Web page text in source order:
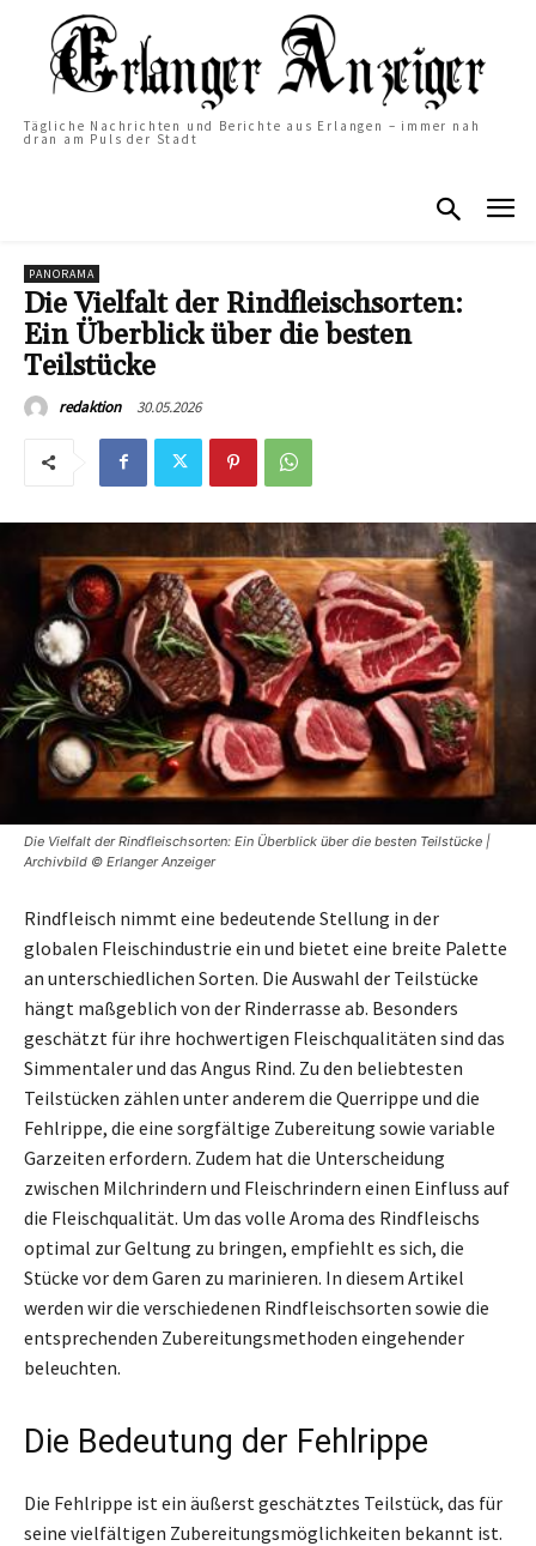
Tägliche Nachrichten und Berichte aus Erlangen – immer nah
dran am Puls der Stadt
PANORAMA
Die Vielfalt der Rindfleischsorten:
Ein Überblick über die besten
Teilstücke
redaktion 30.05.2026
Die Vielfalt der Rindfleischsorten: Ein Überblick über die besten Teilstücke |
Archivbild © Erlanger Anzeiger
Rindfleisch nimmt eine bedeutende Stellung in der
globalen Fleischindustrie ein und bietet eine breite Palette
an unterschiedlichen Sorten. Die Auswahl der Teilstücke
hängt maßgeblich von der Rinderrasse ab. Besonders
geschätzt für ihre hochwertigen Fleischqualitäten sind das
Simmentaler und das Angus Rind. Zu den beliebtesten
Teilstücken zählen unter anderem die Querrippe und die
Fehlrippe, die eine sorgfältige Zubereitung sowie variable
Garzeiten erfordern. Zudem hat die Unterscheidung
zwischen Milchrindern und Fleischrindern einen Einfluss auf
die Fleischqualität. Um das volle Aroma des Rindfleischs
optimal zur Geltung zu bringen, empfiehlt es sich, die
Stücke vor dem Garen zu marinieren. In diesem Artikel
werden wir die verschiedenen Rindfleischsorten sowie die
entsprechenden Zubereitungsmethoden eingehender
beleuchten.
Die Bedeutung der Fehlrippe
Die Fehlrippe ist ein äußerst geschätztes Teilstück, das für
seine vielfältigen Zubereitungsmöglichkeiten bekannt ist.